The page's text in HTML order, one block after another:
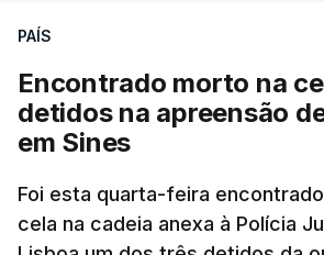
No domingo, estavam concluídos
cento dos mais de 20 mil pedidos
mas Cristina Mota, porta-voz da
Pública, tem dúvidas de que o
"Durante o fim de semana e nos
PAÍS
Encontrado morto na
detidos na apreensão
em Sines
Foi esta quarta-feira
cela na cadeia anexa à Polícia